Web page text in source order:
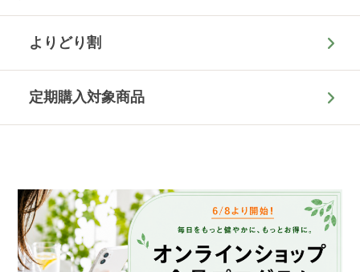
よりどり割
定期購入対象商品